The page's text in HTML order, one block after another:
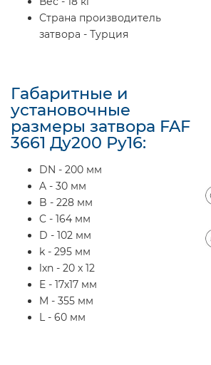
Страна производитель
затвора - Турция
Габаритные и
установочные
размеры затвора FAF
3661 Ду200 Ру16:
DN - 200 мм
A - 30 мм
B - 228 мм
C - 164 мм
D - 102 мм
k - 295 мм
lxn - 20 x 12
E - 17х17 мм
M - 355 мм
L - 60 мм